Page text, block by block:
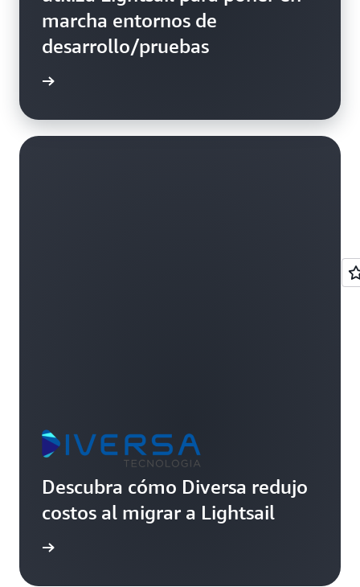
marcha entornos de
desarrollo/pruebas
Descubra cómo Diversa redujo
costos al migrar a Lightsail